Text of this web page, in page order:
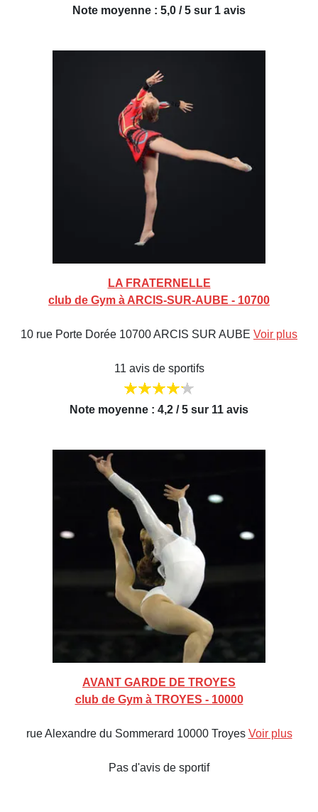
Note moyenne : 5,0 / 5 sur 1 avis
LA FRATERNELLE
club de Gym à ARCIS-SUR-AUBE - 10700
10 rue Porte Dorée 10700 ARCIS SUR AUBE Voir plus
11 avis de sportifs
Note moyenne : 4,2 / 5 sur 11 avis
AVANT GARDE DE TROYES
club de Gym à TROYES - 10000
rue Alexandre du Sommerard 10000 Troyes Voir plus
Pas d'avis de sportif